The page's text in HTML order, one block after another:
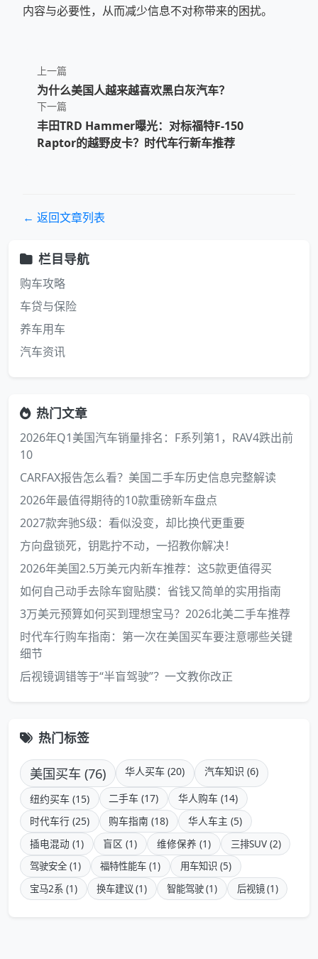
内容与必要性，从而减少信息不对称带来的困扰。
上一篇
为什么美国人越来越喜欢黑白灰汽车？
下一篇
丰田TRD Hammer曝光：对标福特F-150
Raptor的越野皮卡？时代车行新车推荐
← 返回文章列表
栏目导航
购车攻略
车贷与保险
养车用车
汽车资讯
热门文章
2026年Q1美国汽车销量排名：F系列第1，RAV4跌出前
10
CARFAX报告怎么看？美国二手车历史信息完整解读
2026年最值得期待的10款重磅新车盘点
2027款奔驰S级：看似没变，却比换代更重要
方向盘锁死，钥匙拧不动，一招教你解决！
2026年美国2.5万美元内新车推荐：这5款更值得买
如何自己动手去除车窗贴膜：省钱又简单的实用指南
3万美元预算如何买到理想宝马？2026北美二手车推荐
时代车行购车指南：第一次在美国买车要注意哪些关键
细节
后视镜调错等于“半盲驾驶”？一文教你改正
热门标签
美国买车 (76) 华人买车 (20) 汽车知识 (6)
纽约买车 (15) 二手车 (17)
华人购车 (14)
时代车行 (25)
购车指南 (18)
华人车主 (5)
插电混动 (1)
盲区 (1) 维修保养 (1)
三排SUV (2)
驾驶安全 (1)
福特性能车 (1)
用车知识 (5)
宝马2系 (1)
换车建议 (1) 智能驾驶 (1) 后视镜 (1)